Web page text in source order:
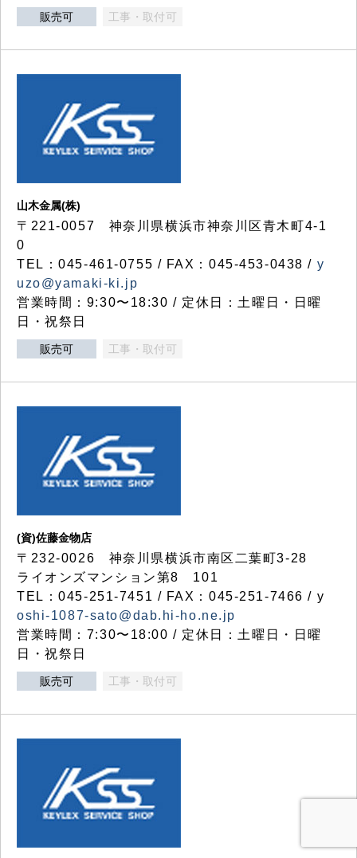
販売可 工事・取付可
山木金属(株)
〒221-0057 神奈川県横浜市神奈川区青木町4-1
0
TEL：045-461-0755 / FAX：045-453-0438 / y
uzo@yamaki-ki.jp
営業時間：9:30〜18:30 / 定休日：土曜日・日曜
日・祝祭日
販売可 工事・取付可
(資)佐藤金物店
〒232-0026 神奈川県横浜市南区二葉町3-28
ライオンズマンション第8 101
TEL：045-251-7451 / FAX：045-251-7466 / y
oshi-1087-sato@dab.hi-ho.ne.jp
営業時間：7:30〜18:00 / 定休日：土曜日・日曜
日・祝祭日
販売可 工事・取付可